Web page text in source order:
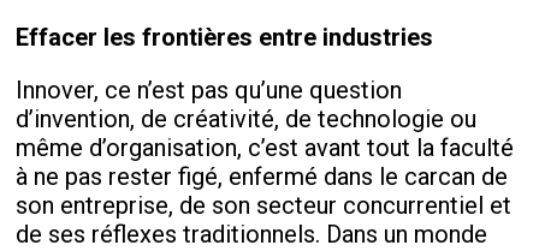
Effacer les frontières entre industries
Innover, ce n’est pas qu’une question
d’invention, de créativité, de technologie ou
même d’organisation, c’est avant tout la faculté
à ne pas rester figé, enfermé dans le carcan de
son entreprise, de son secteur concurrentiel et
de ses réflexes traditionnels. Dans un monde